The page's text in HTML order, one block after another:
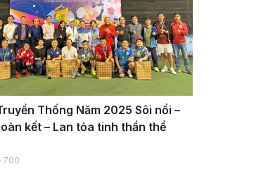
Thống Năm 2025 Sôi nổi –
kết – Lan tỏa tinh thần thể
700